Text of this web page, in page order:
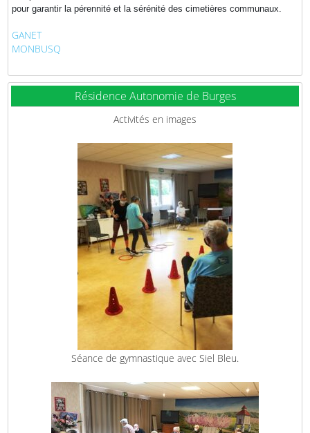
pour garantir la pérennité et la sérénité des cimetières communaux.
GANET
MONBUSQ
Résidence Autonomie de Burges
Activités en images
Séance de gymnastique avec Siel Bleu.